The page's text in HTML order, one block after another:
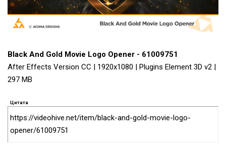
Black And Gold Movie Logo Opener - 61009751
After Effects Version CC | 1920x1080 | Plugins Element 3D v2 |
297 MB
Цитата
https://videohive.net/item/black-and-gold-movie-logo-
opener/61009751